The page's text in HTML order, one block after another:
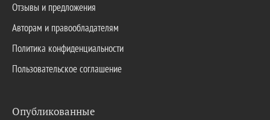
Отзывы и предложения
Авторам и правообладателям
Политика конфиденциальности
Пользовательское соглашение
Опубликованные